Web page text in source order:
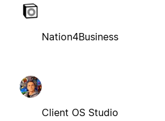
Nation4Business
Client OS Studio